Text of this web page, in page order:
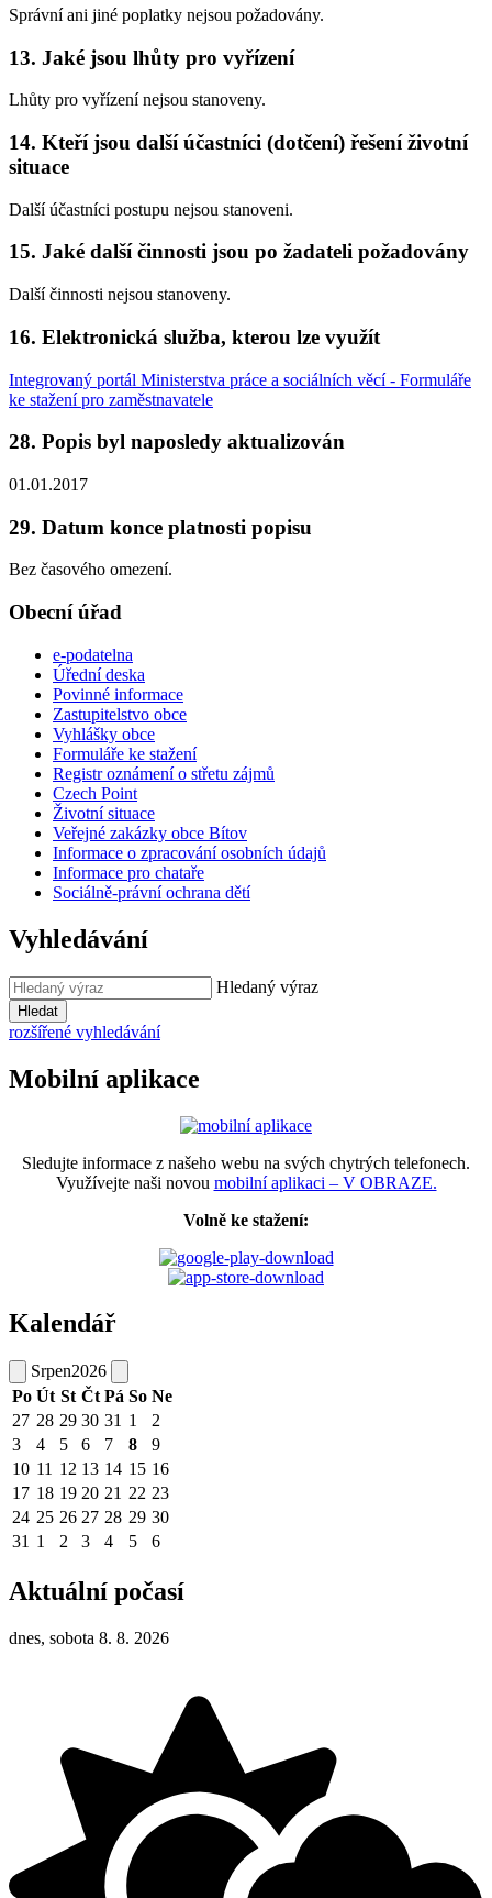
Správní ani jiné poplatky nejsou požadovány.
13. Jaké jsou lhůty pro vyřízení
Lhůty pro vyřízení nejsou stanoveny.
14. Kteří jsou další účastníci (dotčení) řešení životní
situace
Další účastníci postupu nejsou stanoveni.
15. Jaké další činnosti jsou po žadateli požadovány
Další činnosti nejsou stanoveny.
16. Elektronická služba, kterou lze využít
Integrovaný portál Ministerstva práce a sociálních věcí - Formuláře
ke stažení pro zaměstnavatele
28. Popis byl naposledy aktualizován
01.01.2017
29. Datum konce platnosti popisu
Bez časového omezení.
Obecní úřad
e-podatelna
Úřední deska
Povinné informace
Zastupitelstvo obce
Vyhlášky obce
Formuláře ke stažení
Registr oznámení o střetu zájmů
Czech Point
Životní situace
Veřejné zakázky obce Bítov
Informace o zpracování osobních údajů
Informace pro chataře
Sociálně-právní ochrana dětí
Vyhledávání
Hledaný výraz
Hledat
rozšířené vyhledávání
Mobilní aplikace
Sledujte informace z našeho webu na svých chytrých telefonech.
Využívejte naši novou mobilní aplikaci – V OBRAZE.
Volně ke stažení:
Kalendář
Srpen2026
Po Út St Čt Pá So Ne
27 28 29 30 31 1
2
3
4 5 6 7 8
9
10 11 12 13 14 15 16
17 18 19 20 21 22 23
24 25 26 27 28 29 30
31 1 2 3 4 5 6
Aktuální počasí
dnes, sobota 8. 8. 2026